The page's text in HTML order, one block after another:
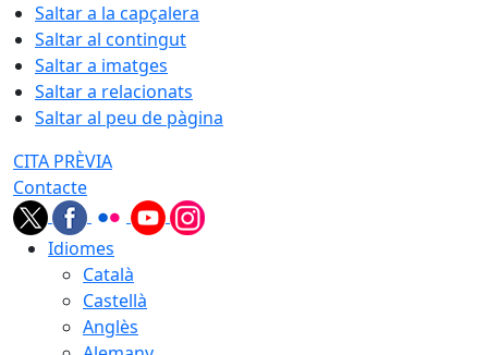
Saltar a la capçalera
Saltar al contingut
Saltar a imatges
Saltar a relacionats
Saltar al peu de pàgina
CITA PRÈVIA
Contacte
Idiomes
Català
Castellà
Anglès